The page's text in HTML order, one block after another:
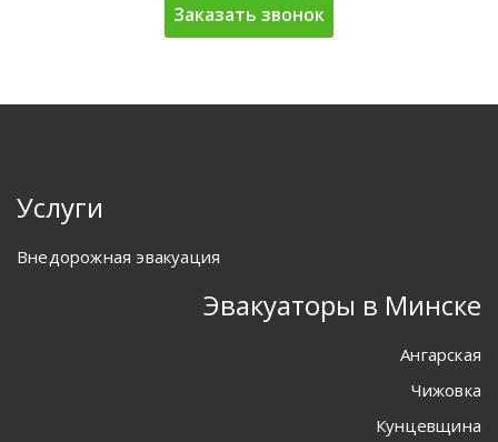
Заказать звонок
Услуги
Внедорожная эвакуация
Эвакуаторы в Минске
Ангарская
Чижовка
Кунцевщина